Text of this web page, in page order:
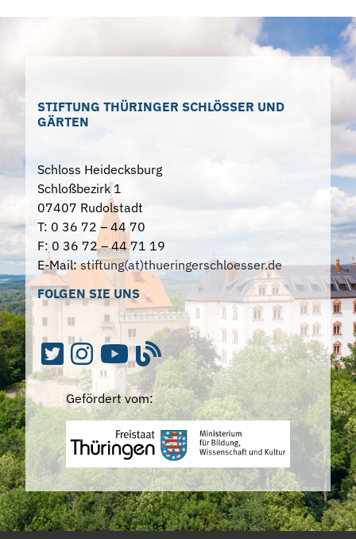
STIFTUNG THÜRINGER SCHLÖSSER UND
GÄRTEN
Schloss Heidecksburg
Schloßbezirk 1
07407 Rudolstadt
T: 0 36 72 – 44 70
F: 0 36 72 – 44 71 19
E-Mail:stiftung(at)thueringerschloesser.de
FOLGEN SIE UNS
Gefördert vom: